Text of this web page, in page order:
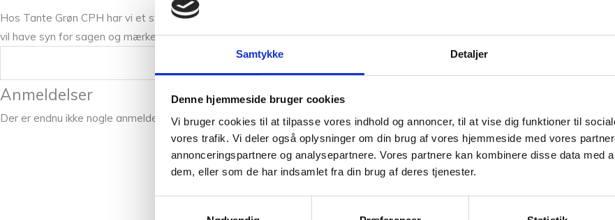
Samtykke Detaljer
Denne hjemmeside bruger cookies
Vi bruger cookies til at tilpasse vores indhold og annoncer, til at vise dig funktioner til
vores trafik. Vi deler også oplysninger om din brug af vores hjemmeside med vores
annonceringspartnere og analysepartnere. Vores partnere kan kombinere disse data med
dem, eller som de har indsamlet fra din brug af deres tjenester.
Hos Tante Grøn CPH har vi et stort udvalg fra Sandnes Garn, og hjælper dig gerne med at sætte farver sammen til dit næste
vil have syn for sagen og mærke Peer Gynt Solgul 2016 mellem fingrene. Vi står klar med et smil og stræber altid efter den
Anmeldelser
Der er endnu ikke nogle anmeldelser.
Vær den
Din e-
Din bedømmelse